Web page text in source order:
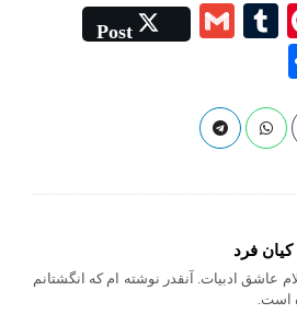
Pi
es
T
bl
G
Post
re
کیان فرد
عاشق ادبیات. آنقدر نوشته ام که انگشتانم
است.